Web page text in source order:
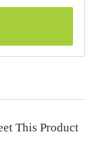
This Product